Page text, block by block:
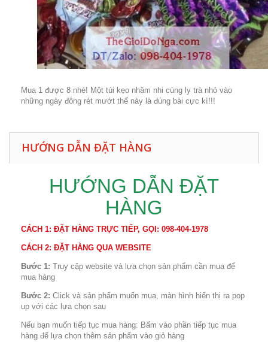
Mua 1 được 8 nhé! Một túi kẹo nhâm nhi cùng ly trà nhỏ vào
những ngày đông rét mướt thế này là đúng bài cực kì!!!
HƯỚNG DẪN ĐẶT HÀNG
HƯỚNG DẪN ĐẶT
HÀNG
CÁCH 1: ĐẶT HÀNG TRỰC TIẾP, GỌI: 098-404-1978
CÁCH 2: ĐẶT HÀNG QUA WEBSITE
Bước 1: Truy cập website và lựa chọn sản phẩm cần mua để
mua hàng
Bước 2: Click và sản phẩm muốn mua, màn hình hiển thị ra pop
up với các lựa chọn sau
Nếu bạn muốn tiếp tục mua hàng: Bấm vào phần tiếp tục mua
hàng để lựa chọn thêm sản phẩm vào giỏ hàng